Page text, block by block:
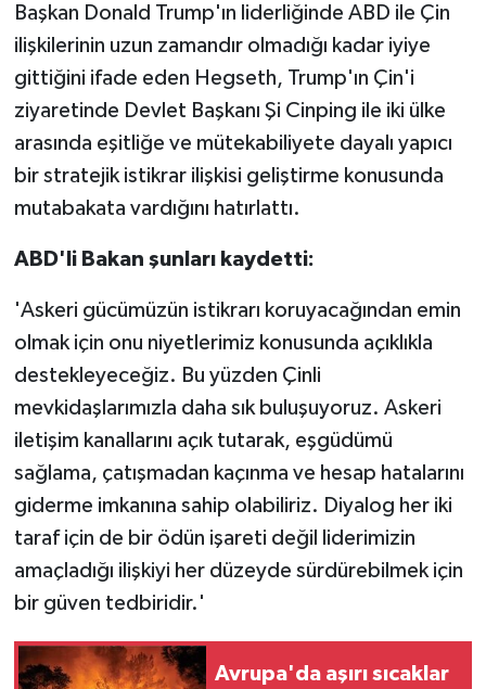
Başkan Donald Trump'ın liderliğinde ABD ile Çin
ilişkilerinin uzun zamandır olmadığı kadar iyiye
gittiğini ifade eden Hegseth, Trump'ın Çin'i
ziyaretinde Devlet Başkanı Şi Cinping ile iki ülke
arasında eşitliğe ve mütekabiliyete dayalı yapıcı
bir stratejik istikrar ilişkisi geliştirme konusunda
mutabakata vardığını hatırlattı.
ABD'li Bakan şunları kaydetti:
'Askeri gücümüzün istikrarı koruyacağından emin
olmak için onu niyetlerimiz konusunda açıklıkla
destekleyeceğiz. Bu yüzden Çinli
mevkidaşlarımızla daha sık buluşuyoruz. Askeri
iletişim kanallarını açık tutarak, eşgüdümü
sağlama, çatışmadan kaçınma ve hesap hatalarını
giderme imkanına sahip olabiliriz. Diyalog her iki
taraf için de bir ödün işareti değil liderimizin
amaçladığı ilişkiyi her düzeyde sürdürebilmek için
bir güven tedbiridir.'
Avrupa'da aşırı sıcaklar